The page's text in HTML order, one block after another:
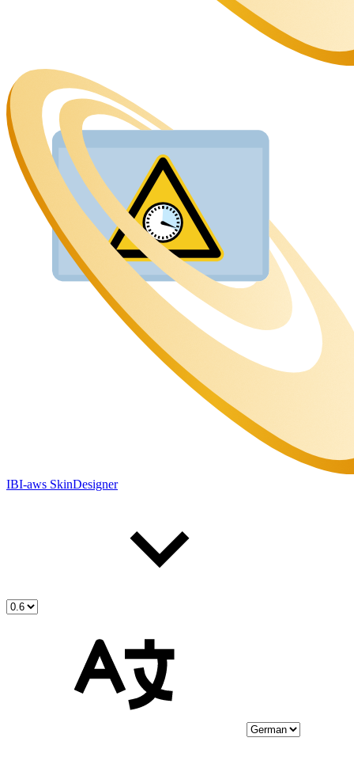
IBI-aws SkinDesigner